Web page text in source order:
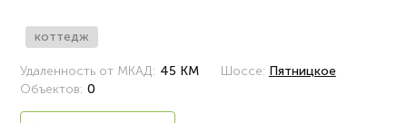
коттедж
Удаленность от МКАД: 45 КМ Шоссе: Пятницкое
Объектов: 0